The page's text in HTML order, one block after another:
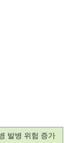
발병 위험 증가